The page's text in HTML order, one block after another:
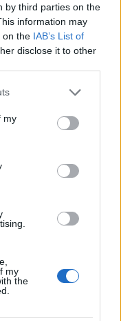
by third parties on the
information may
on the IAB’s List of
disclose it to other
or more Google
You may click to
third-party tags to
in below Google
my
my
the